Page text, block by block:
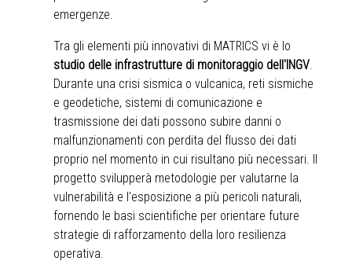
emergenze.
Tra gli elementi più innovativi di MATRICS vi è lo
studio delle infrastrutture di monitoraggio dell'INGV.
Durante una crisi sismica o vulcanica, reti sismiche
e geodetiche, sistemi di comunicazione e
trasmissione dei dati possono subire danni o
malfunzionamenti con perdita del flusso dei dati
proprio nel momento in cui risultano più necessari. Il
progetto svilupperà metodologie per valutarne la
vulnerabilità e l'esposizione a più pericoli naturali,
fornendo le basi scientifiche per orientare future
strategie di rafforzamento della loro resilienza
operativa.